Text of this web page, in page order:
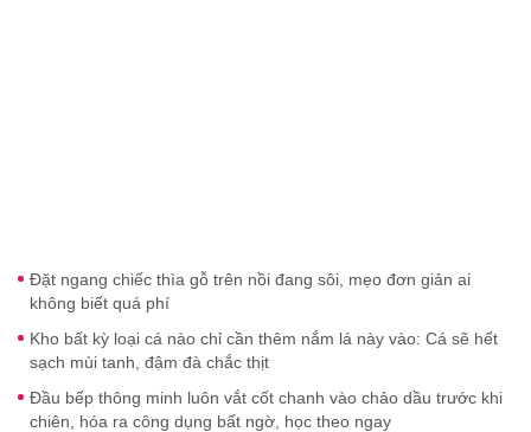
Đặt ngang chiếc thìa gỗ trên nồi đang sôi, mẹo đơn giản ai
không biết quá phí
Kho bất kỳ loại cá nào chỉ cần thêm nắm lá này vào: Cá sẽ hết
sạch mùi tanh, đậm đà chắc thịt
Đầu bếp thông minh luôn vắt cốt chanh vào chảo dầu trước khi
chiên, hóa ra công dụng bất ngờ, học theo ngay